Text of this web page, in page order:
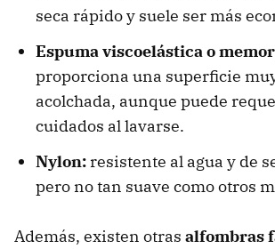
seca rápido y suele ser más
Espuma viscoelástica o
proporciona una superficie
acolchada, aunque puede
cuidados al lavarse.
Nylon: resistente al agua y de
pero no tan suave como otros
Además, existen otras alfombras